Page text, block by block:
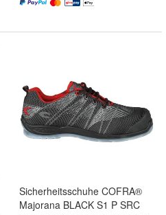
Sicherheitsschuhe COFRA®
Majorana BLACK S1 P SRC